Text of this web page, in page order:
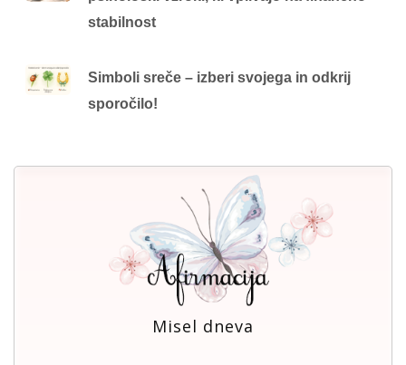
stabilnost
Simboli sreče – izberi svojega in odkrij
sporočilo!
Misel dneva